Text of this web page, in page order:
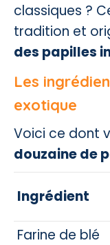
classiques ?
tradition et
des papilles
Les
exotique
Voici ce dont
douzaine de
Ingrédient
Farine de blé